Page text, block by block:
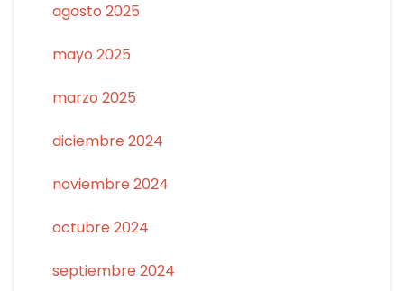
agosto 2025
mayo 2025
marzo 2025
diciembre 2024
noviembre 2024
octubre 2024
septiembre 2024